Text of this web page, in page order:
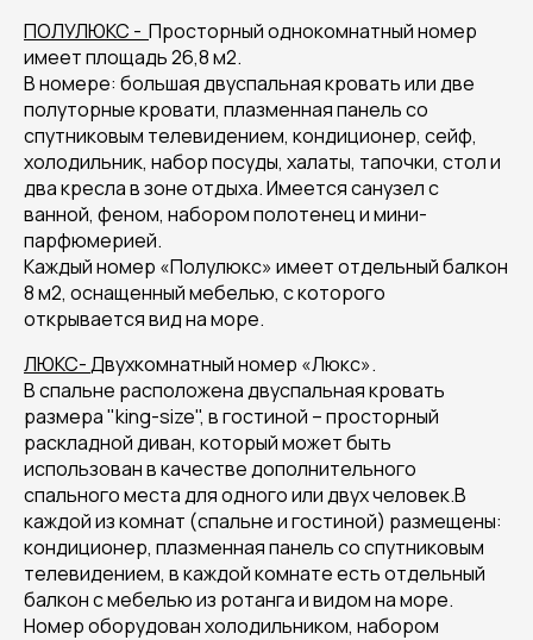
ПОЛУЛЮКС - Просторный однокомнатный номер
имеет площадь 26,8 м2.
В номере: большая двуспальная кровать или две
полуторные кровати, плазменная панель со
спутниковым телевидением, кондиционер, сейф,
холодильник, набор посуды, халаты, тапочки, стол и
два кресла в зоне отдыха. Имеется санузел с
ванной, феном, набором полотенец и мини-
парфюмерией.
Каждый номер «Полулюкс» имеет отдельный балкон
8 м2, оснащенный мебелью, с которого
открывается вид на море.
ЛЮКС-Двухкомнатный номер «Люкс».
В спальне расположена двуспальная кровать
размера "king-size", в гостиной – просторный
раскладной диван, который может быть
использован в качестве дополнительного
спального места для одного или двух человек.В
каждой из комнат (спальне и гостиной) размещены:
кондиционер, плазменная панель со спутниковым
телевидением, в каждой комнате есть отдельный
балкон с мебелью из ротанга и видом на море.
Номер оборудован холодильником, набором